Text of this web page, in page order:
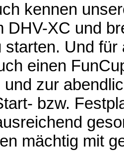
kennen
DHV-XC und
starten. Und
einen
und zur
bzw.
mächtig mit